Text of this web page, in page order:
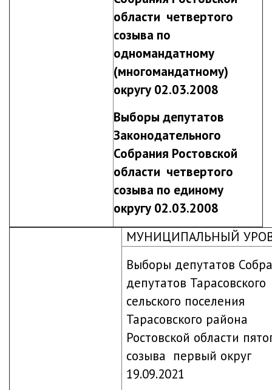
области четвертого
созыва по
одномандатному
(многомандатному)
округу 02.03.2008
Выборы депутатов
Законодательного
Собрания Ростовской
области четвертого
созыва по единому
округу 02.03.2008
МУНИЦИПАЛЬНЫЙ
Выборы депутатов
депутатов Тарасовского
сельского поселения
Тарасовского района
Ростовской области
созыва первый округ
19.09.2021